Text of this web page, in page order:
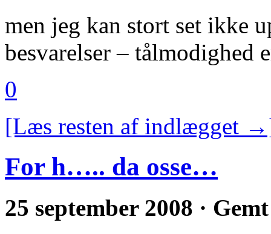
men jeg kan stort set ikke
besvarelser – tålmodighed
0
[Læs resten af indlægget
For h….. da osse…
25 september 2008 ·